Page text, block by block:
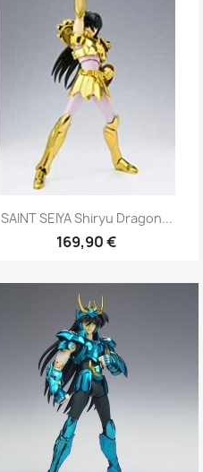
Aperçu rapide
SAINT SEIYA Shiryu Dragon...
169,90 €